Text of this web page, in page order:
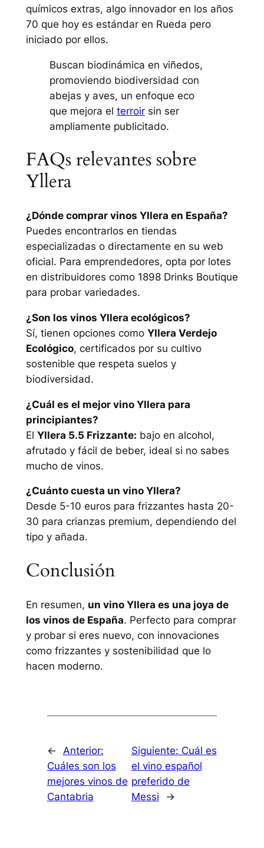
químicos extras, algo innovador en los años
70 que hoy es estándar en Rueda pero
iniciado por ellos.
Buscan biodinámica en viñedos,
promoviendo biodiversidad con
abejas y aves, un enfoque eco
que mejora el terroirsin ser
ampliamente publicitado.
FAQs relevantes sobre
Yllera
¿Dónde comprar vinos Yllera en España?
Puedes encontrarlos en tiendas
especializadas o directamente en su web
oficial. Para emprendedores, opta por lotes
en distribuidores como 1898 Drinks Boutique
para probar variedades.
¿Son los vinos Yllera ecológicos?
Sí, tienen opciones como Yllera Verdejo
Ecológico, certificados por su cultivo
sostenible que respeta suelos y
biodiversidad.
¿Cuál es el mejor vino Yllera para
principiantes?
El Yllera 5.5 Frizzante: bajo en alcohol,
afrutado y fácil de beber, ideal si no sabes
mucho de vinos.
¿Cuánto cuesta un vino Yllera?
Desde 5-10 euros para frizzantes hasta 20-
30 para crianzas premium, dependiendo del
tipo y añada.
Conclusión
En resumen, un vino Yllera es una joya de
los vinos de España. Perfecto para comprar
y probar si eres nuevo, con innovaciones
como frizzantes y sostenibilidad que lo
hacen moderno.
←
Anterior:
Cuáles son los
mejores vinos de
Cantabria
Siguiente: Cuál es
el vino español
preferido de
Messi
→